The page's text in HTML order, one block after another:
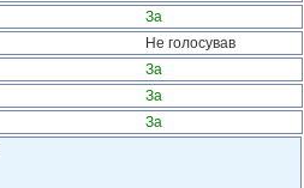
За
Не голосував
За
За
За